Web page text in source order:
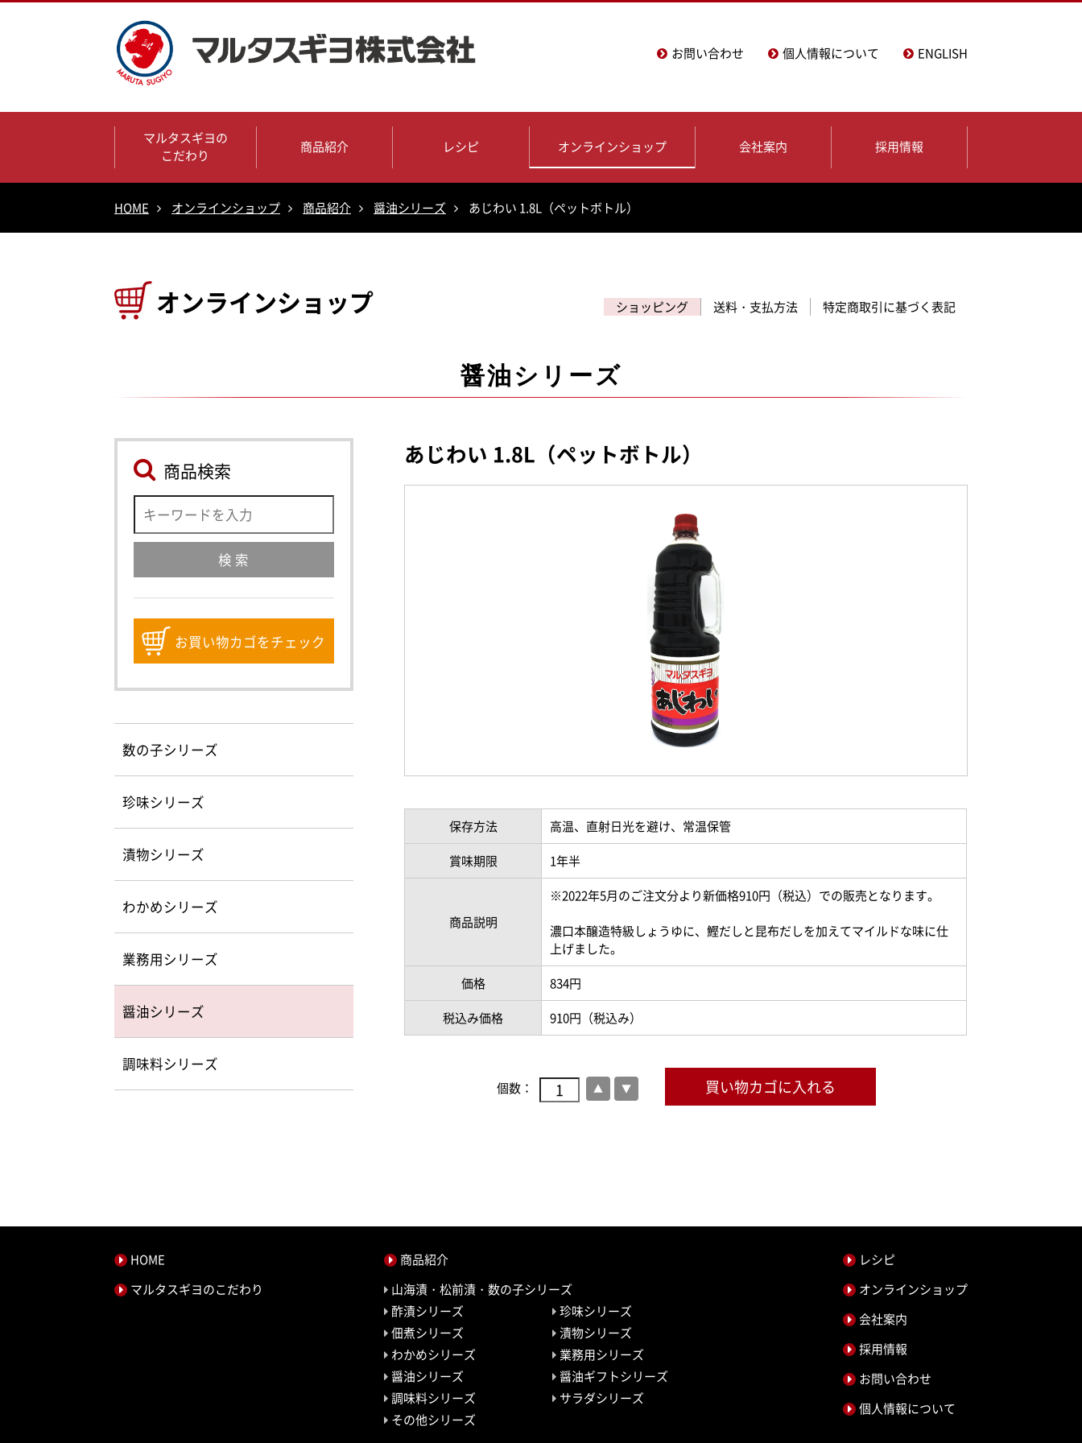
お問い合わせ 個人情報について ENGLISH
マルタスギヨの
こだわり
商品紹介 レシピ オンラインショップ 会社案内 採用情報
HOME オンラインショップ 商品紹介 醤油シリーズ あじわい 1.8L（ペットボトル）
オンラインショップ ショッピング 送料・支払方法 特定商取引に基づく表記
醤油シリーズ
あじわい 1.8L（ペットボトル）
保存方法
高温、直射日光を避け、常温保管
賞味期限
1年半
商品説明
※2022年5月のご注文分より新価格910円（税込）での販売となります。
濃口本醸造特級しょうゆに、鰹だしと昆布だしを加えてマイルドな味に仕
上げました。
価格
834円
税込み価格
910円（税込み）
個数：
商品検索
お買い物カゴをチェック
数の子シリーズ
珍味シリーズ
漬物シリーズ
わかめシリーズ
業務用シリーズ
醤油シリーズ
調味料シリーズ
HOME
マルタスギヨのこだわり
商品紹介
山海漬・松前漬・数の子シリーズ
酢漬シリーズ
珍味シリーズ
佃煮シリーズ
漬物シリーズ
わかめシリーズ
業務用シリーズ
醤油シリーズ
醤油ギフトシリーズ
調味料シリーズ
サラダシリーズ
その他シリーズ
レシピ
オンラインショップ
会社案内
採用情報
お問い合わせ
個人情報について